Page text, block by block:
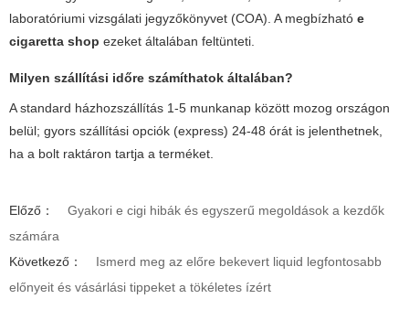
laboratóriumi vizsgálati jegyzőkönyvet (COA). A megbízható e
cigaretta shop ezeket általában feltünteti.
Milyen szállítási időre számíthatok általában?
A standard házhozszállítás 1-5 munkanap között mozog országon
belül; gyors szállítási opciók (express) 24-48 órát is jelenthetnek,
ha a bolt raktáron tartja a terméket.
Előző：
Gyakori e cigi hibák és egyszerű megoldások a kezdők
számára
Következő：
Ismerd meg az előre bekevert liquid legfontosabb
előnyeit és vásárlási tippeket a tökéletes ízért